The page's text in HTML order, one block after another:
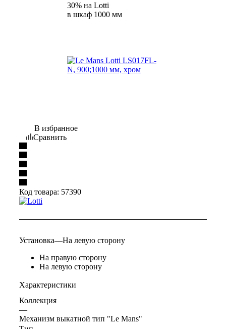
30% на Lotti
в шкаф 1000 мм
В избранное
Сравнить
Код товара: 57390
Установка—На левую сторону
На правую сторону
На левую сторону
Характеристики
Коллекция
—
Механизм выкатной тип "Le Mans"